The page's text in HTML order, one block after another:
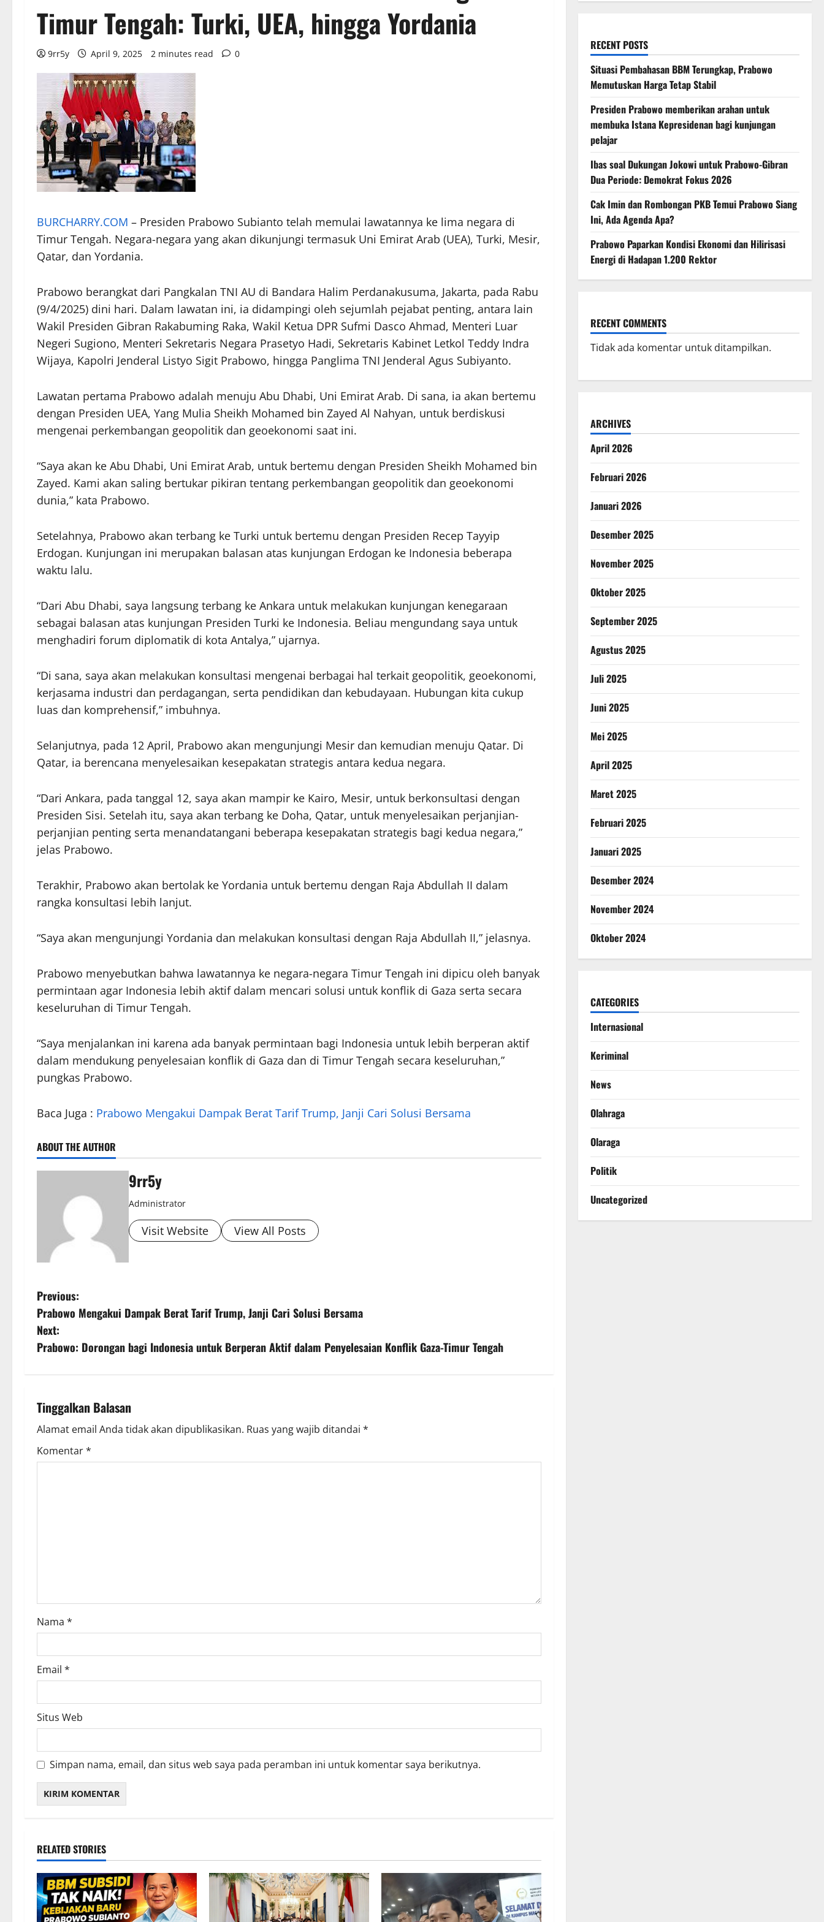
Timur Tengah: Turki, UEA, hingga Yordania
9rr5y April 9, 2025 2 minutes read 0
BURCHARRY.COM – Presiden Prabowo Subianto telah memulai lawatannya ke lima negara di
Timur Tengah. Negara-negara yang akan dikunjungi termasuk Uni Emirat Arab (UEA), Turki, Mesir,
Qatar, dan Yordania.
Prabowo berangkat dari Pangkalan TNI AU di Bandara Halim Perdanakusuma, Jakarta, pada Rabu
(9/4/2025) dini hari. Dalam lawatan ini, ia didampingi oleh sejumlah pejabat penting, antara lain
Wakil Presiden Gibran Rakabuming Raka, Wakil Ketua DPR Sufmi Dasco Ahmad, Menteri Luar
Negeri Sugiono, Menteri Sekretaris Negara Prasetyo Hadi, Sekretaris Kabinet Letkol Teddy Indra
Wijaya, Kapolri Jenderal Listyo Sigit Prabowo, hingga Panglima TNI Jenderal Agus Subiyanto.
Lawatan pertama Prabowo adalah menuju Abu Dhabi, Uni Emirat Arab. Di sana, ia akan bertemu
dengan Presiden UEA, Yang Mulia Sheikh Mohamed bin Zayed Al Nahyan, untuk berdiskusi
mengenai perkembangan geopolitik dan geoekonomi saat ini.
“Saya akan ke Abu Dhabi, Uni Emirat Arab, untuk bertemu dengan Presiden Sheikh Mohamed bin
Zayed. Kami akan saling bertukar pikiran tentang perkembangan geopolitik dan geoekonomi
dunia,” kata Prabowo.
Setelahnya, Prabowo akan terbang ke Turki untuk bertemu dengan Presiden Recep Tayyip
Erdogan. Kunjungan ini merupakan balasan atas kunjungan Erdogan ke Indonesia beberapa
waktu lalu.
“Dari Abu Dhabi, saya langsung terbang ke Ankara untuk melakukan kunjungan kenegaraan
sebagai balasan atas kunjungan Presiden Turki ke Indonesia. Beliau mengundang saya untuk
menghadiri forum diplomatik di kota Antalya,” ujarnya.
“Di sana, saya akan melakukan konsultasi mengenai berbagai hal terkait geopolitik, geoekonomi,
kerjasama industri dan perdagangan, serta pendidikan dan kebudayaan. Hubungan kita cukup
luas dan komprehensif,” imbuhnya.
Selanjutnya, pada 12 April, Prabowo akan mengunjungi Mesir dan kemudian menuju Qatar. Di
Qatar, ia berencana menyelesaikan kesepakatan strategis antara kedua negara.
“Dari Ankara, pada tanggal 12, saya akan mampir ke Kairo, Mesir, untuk berkonsultasi dengan
Presiden Sisi. Setelah itu, saya akan terbang ke Doha, Qatar, untuk menyelesaikan perjanjian-
perjanjian penting serta menandatangani beberapa kesepakatan strategis bagi kedua negara,”
jelas Prabowo.
Terakhir, Prabowo akan bertolak ke Yordania untuk bertemu dengan Raja Abdullah II dalam
rangka konsultasi lebih lanjut.
“Saya akan mengunjungi Yordania dan melakukan konsultasi dengan Raja Abdullah II,” jelasnya.
Prabowo menyebutkan bahwa lawatannya ke negara-negara Timur Tengah ini dipicu oleh banyak
permintaan agar Indonesia lebih aktif dalam mencari solusi untuk konflik di Gaza serta secara
keseluruhan di Timur Tengah.
“Saya menjalankan ini karena ada banyak permintaan bagi Indonesia untuk lebih berperan aktif
dalam mendukung penyelesaian konflik di Gaza dan di Timur Tengah secara keseluruhan,”
pungkas Prabowo.
Baca Juga : Prabowo Mengakui Dampak Berat Tarif Trump, Janji Cari Solusi Bersama
ABOUT THE AUTHOR
9rr5y
Administrator
Visit Website View All Posts
P
o
s
n
a
v
o
n
Previous:
Prabowo Mengakui Dampak Berat Tarif Trump, Janji Cari Solusi Bersama
Next:
Prabowo: Dorongan bagi Indonesia untuk Berperan Aktif dalam Penyelesaian Konflik Gaza-Timur Tengah
Tinggalkan Balasan
Alamat email Anda tidak akan dipublikasikan. Ruas yang wajib ditandai *
Komentar*
Nama *
Email *
Situs Web
Simpan nama, email, dan situs web saya pada peramban ini untuk komentar saya berikutnya.
RELATED STORIES
RECENT POSTS
Situasi Pembahasan BBM Terungkap, Prabowo
Memutuskan Harga Tetap Stabil
Presiden Prabowo memberikan arahan untuk
membuka Istana Kepresidenan bagi kunjungan
pelajar
Ibas soal Dukungan Jokowi untuk Prabowo-Gibran
Dua Periode: Demokrat Fokus 2026
Cak Imin dan Rombongan PKB Temui Prabowo Siang
Ini, Ada Agenda Apa?
Prabowo Paparkan Kondisi Ekonomi dan Hilirisasi
Energi di Hadapan 1.200 Rektor
RECENT COMMENTS
Tidak ada komentar untuk ditampilkan.
ARCHIVES
April 2026
Februari 2026
Januari 2026
Desember 2025
November 2025
Oktober 2025
September 2025
Agustus 2025
Juli 2025
Juni 2025
Mei 2025
April 2025
Maret 2025
Februari 2025
Januari 2025
Desember 2024
November 2024
Oktober 2024
CATEGORIES
Internasional
Keriminal
News
Olahraga
Olaraga
Politik
Uncategorized